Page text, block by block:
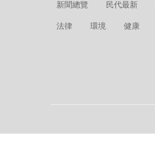
新聞總覽 民代最新
法律 環境 健康